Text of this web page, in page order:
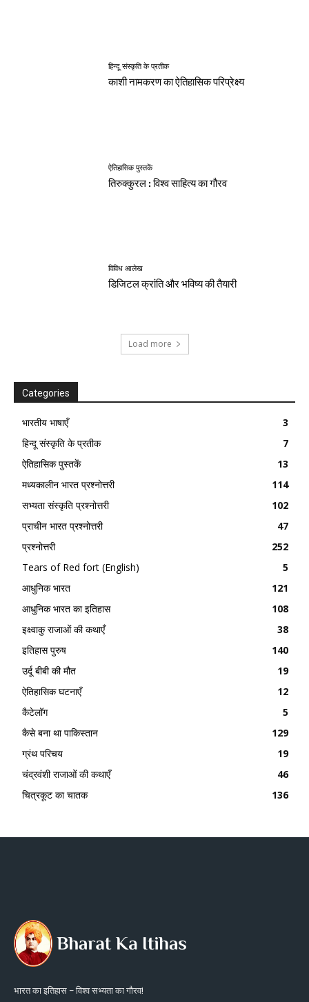
हिन्दू संस्कृति के प्रतीक
काशी नामकरण का ऐतिहासिक परिप्रेक्ष्य
ऐतिहासिक पुस्तकें
तिरुक्कुरल : विश्व साहित्य का गौरव
विविध आलेख
डिजिटल क्रांति और भविष्य की तैयारी
Load more
Categories
भारतीय भाषाएँ
3
हिन्दू संस्कृति के प्रतीक
7
ऐतिहासिक पुस्तकें
13
मध्यकालीन भारत प्रश्नोत्तरी
114
सभ्यता संस्कृति प्रश्नोत्तरी
102
प्राचीन भारत प्रश्नोत्तरी
47
प्रश्नोत्तरी
252
Tears of Red fort (English)
5
आधुनिक भारत
121
आधुनिक भारत का इतिहास
108
इक्ष्वाकु राजाओं की कथाएँ
38
इतिहास पुरुष
140
उर्दू बीबी की मौत
19
ऐतिहासिक घटनाएँ
12
कैटेलॉग
5
कैसे बना था पाकिस्तान
129
ग्रंथ परिचय
19
चंद्रवंशी राजाओं की कथाएँ
46
चित्रकूट का चातक
136
भारत का इतिहास – विश्व सभ्यता का गौरव!